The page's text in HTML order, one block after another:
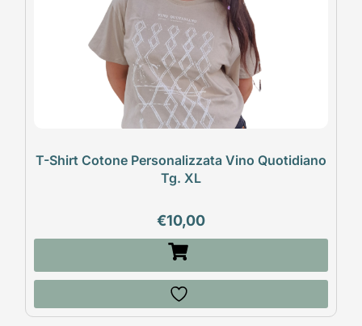
T-Shirt Cotone Personalizzata Vino Quotidiano
Tg. XL
€10,00